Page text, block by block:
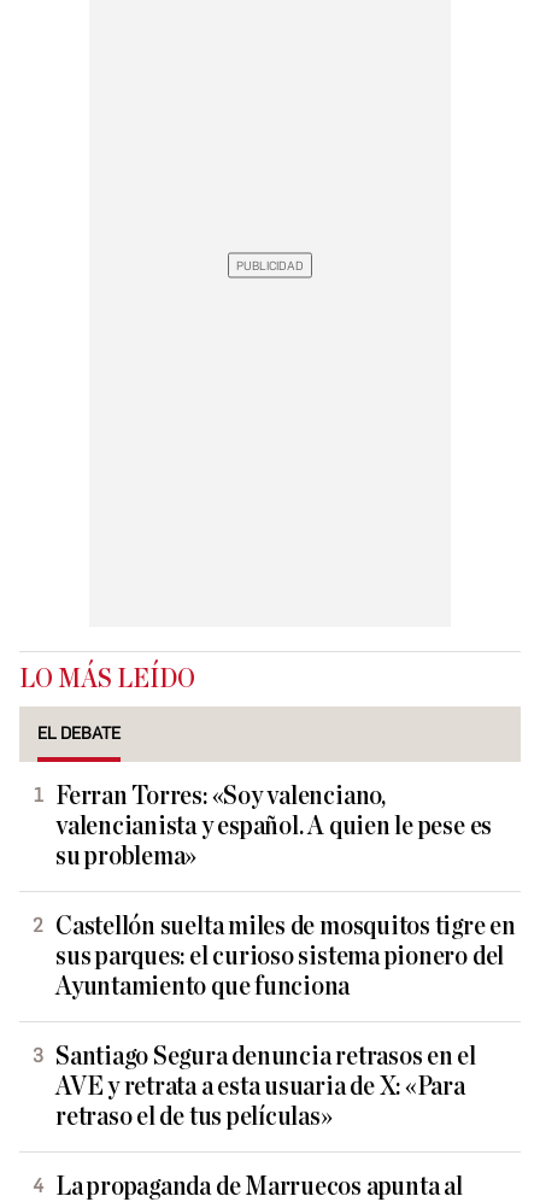
LO MÁS LEÍDO
EL DEBATE
Ferran Torres: «Soy valenciano,
valencianista y español. A quien le pese es
su problema»
Castellón suelta miles de mosquitos tigre en
sus parques: el curioso sistema pionero del
Ayuntamiento que funciona
Santiago Segura denuncia retrasos en el
AVE y retrata a esta usuaria de X: «Para
retraso el de tus películas»
La propaganda de Marruecos apunta al